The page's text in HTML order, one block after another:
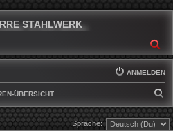
STAHLWERK
ANMELDEN
ÜBERSICHT
U
C
Sprache: